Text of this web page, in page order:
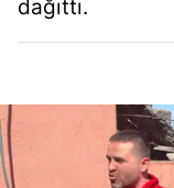
dağıttı.